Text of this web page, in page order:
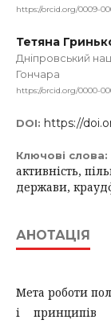
https://orcid.org/0009-
Тетяна
Дніпровський
Гончара
https://orcid.org/0000-
DOI: https://
Ключові слова:
активність,
держави,
АНОТАЦІЯ
Мета роботи
і принципів